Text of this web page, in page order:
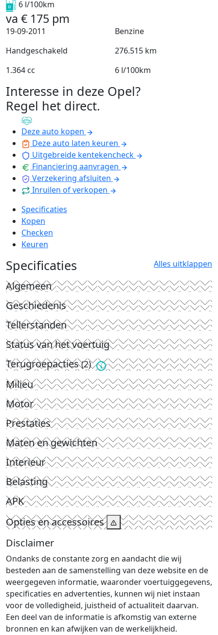
6 l/100km
va € 175 pm
19-09-2011
Benzine
Handgeschakeld
276.515 km
1.364 cc
6 l/100km
Interesse in deze Opel?
Regel het direct.
Deze auto kopen
Deze auto laten keuren
Uitgebreide kentekencheck
Financiering aanvragen
Verzekering afsluiten
Inruilen of verkopen
Specificaties
Kopen
Checken
Keuren
Specificaties Alles uitklappen
Algemeen
Geschiedenis
Tellerstanden
Status van het voertuig
Terugroepacties(2)
Milieu
Motor
Prestaties
Maten en gewichten
Interieur
Belasting
APK
Opties en accessoires
Disclaimer
Ondanks de constante zorg en aandacht die wij
besteden aan de samenstelling van deze website en de
weergegeven informatie, waaronder voertuiggegevens,
specificaties en advertenties, kunnen wij niet instaan
voor de volledigheid, juistheid of actualiteit daarvan.
Een deel van de informatie is afkomstig van externe
bronnen en kan afwijken van de werkelijkheid.